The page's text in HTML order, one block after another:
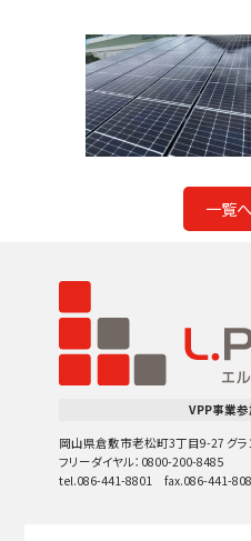
一覧
VPP事業
岡山県倉敷市老松町3丁目9-27 グラ
フリーダイヤル：0800-200-8485
tel.086-441-8801 fax.086-441-